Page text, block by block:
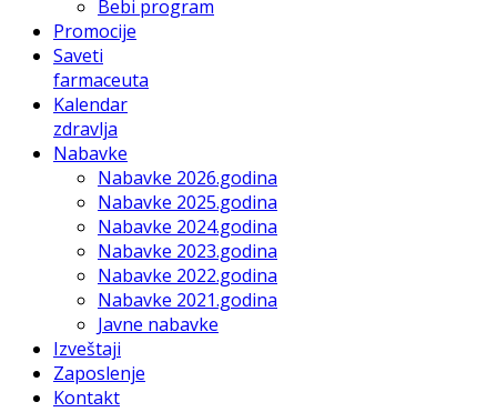
Bebi program
Promocije
Saveti
farmaceuta
Kalendar
zdravlja
Nabavke
Nabavke 2026.godina
Nabavke 2025.godina
Nabavke 2024.godina
Nabavke 2023.godina
Nabavke 2022.godina
Nabavke 2021.godina
Javne nabavke
Izveštaji
Zaposlenje
Kontakt